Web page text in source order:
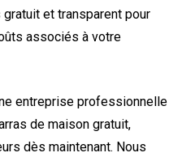
et transparent pour
associés à votre
entreprise professionnelle
de maison gratuit,
dès maintenant. Nous